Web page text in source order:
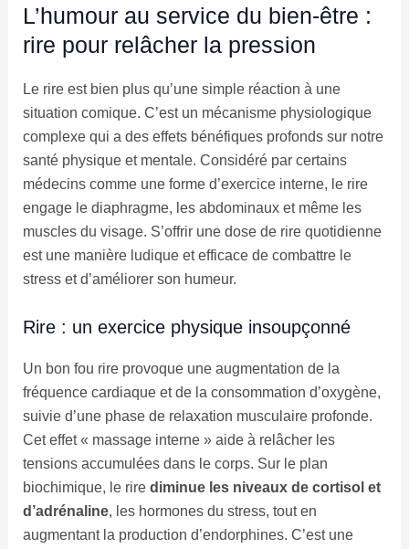
L’humour au service du bien-être :
rire pour relâcher la pression
Le rire est bien plus qu’une simple réaction à une
situation comique. C’est un mécanisme physiologique
complexe qui a des effets bénéfiques profonds sur notre
santé physique et mentale. Considéré par certains
médecins comme une forme d’exercice interne, le rire
engage le diaphragme, les abdominaux et même les
muscles du visage. S’offrir une dose de rire quotidienne
est une manière ludique et efficace de combattre le
stress et d’améliorer son humeur.
Rire : un exercice physique insoupçonné
Un bon fou rire provoque une augmentation de la
fréquence cardiaque et de la consommation d’oxygène,
suivie d’une phase de relaxation musculaire profonde.
Cet effet « massage interne » aide à relâcher les
tensions accumulées dans le corps. Sur le plan
biochimique, le rire diminue les niveaux de cortisol et
d’adrénaline, les hormones du stress, tout en
augmentant la production d’endorphines. C’est une